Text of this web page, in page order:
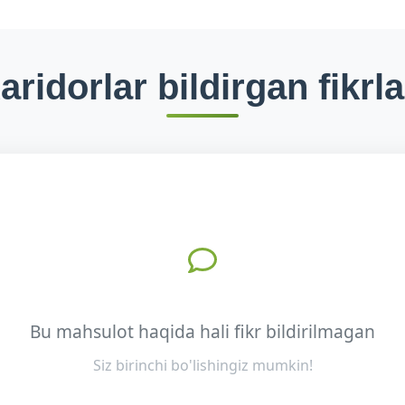
bildirgan
Bu mahsulot haqida hali fikr bildirilmagan
Siz birinchi bo'lishingiz mumkin!